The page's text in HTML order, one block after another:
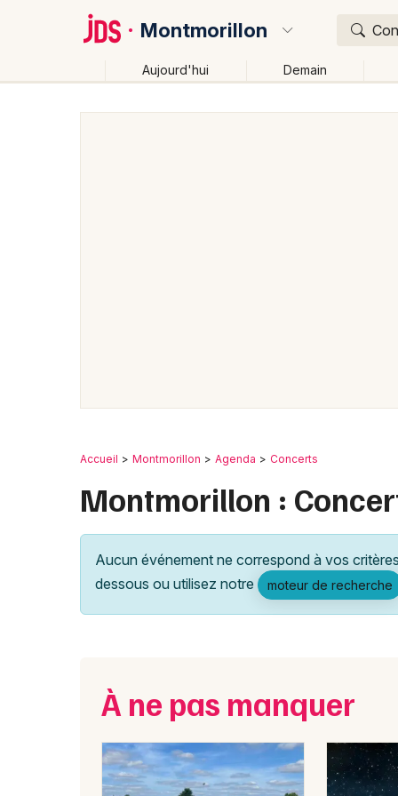
Montmorillon
Aujourd'hui Demain
Accueil Montmorillon Agenda Concerts
Montmorillon :
Aucun événement ne correspond à vos
dessous ou utilisez notre
moteur de recherche
À ne pas manquer